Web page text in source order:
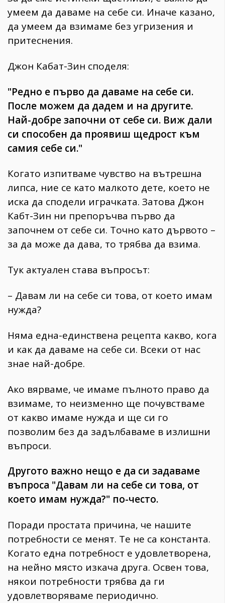
умеем да даваме на себе си. Иначе казано,
да умеем да взимаме без угризения и
притеснения.
Джон Кабат-Зин споделя:
"Редно е първо да даваме на себе си.
После можем да дадем и на другите.
Най-добре започни от себе си. Виж дали
си способен да проявиш щедрост към
самия себе си."
Когато изпитваме чувство на вътрешна
липса, ние се като малкото дете, което не
иска да сподели играчката. Затова Джон
Кабт-Зин ни препоръчва първо да
започнем от себе си. Точно като дървото –
за да може да дава, то трябва да взима.
Тук актуален става въпросът:
– Давам ли на себе си това, от което имам
нужда?
Няма една-единствена рецепта какво, кога
и как да даваме на себе си. Всеки от нас
знае най-добре.
Ако вярваме, че имаме пълното право да
взимаме, то неизменно ще почувстваме
от какво имаме нужда и ще си го
позволим без да задълбаваме в излишни
въпроси.
Другото важно нещо е да си задаваме
въпроса "Давам ли на себе си това, от
което имам нужда?" по-често.
Поради простата причина, че нашите
потребности се менят. Те не са константа.
Когато една потребност е удовлетворена,
на нейно място изкача друга. Освен това,
някои потребности трябва да ги
удовлетворяваме периодично.